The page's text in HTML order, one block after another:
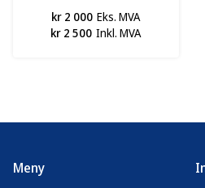
kr 2 000 Eks. MVA
kr 2 500 Inkl. MVA
Meny